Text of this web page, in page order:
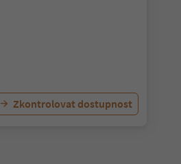
Zkontrolovat dostupnost